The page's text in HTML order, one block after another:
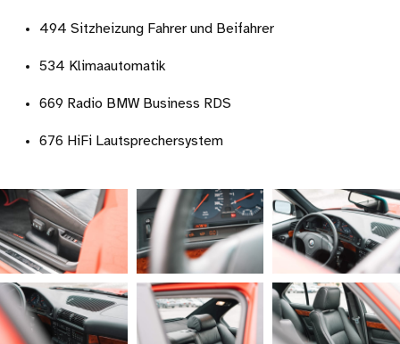
494 Sitzheizung Fahrer und Beifahrer
534 Klimaautomatik
669 Radio BMW Business RDS
676 HiFi Lautsprechersystem